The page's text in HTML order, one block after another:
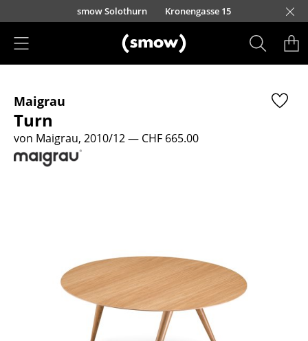
Direkt zum Inhaltsmow Solothurn Kronengasse 15
Sitzmöbel
Esszimmerstühle
Sofas
Freischwinger
Barhocker
Maigrau
Turn
von Maigrau, 2010/12— CHF 665.00